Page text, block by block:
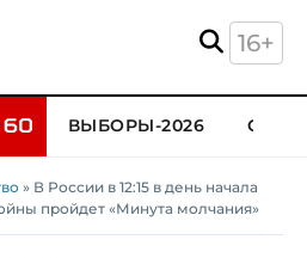
16+
ВЫБОРЫ-2026
» В России в 12:15 в день начала
пройдет «Минута молчания»